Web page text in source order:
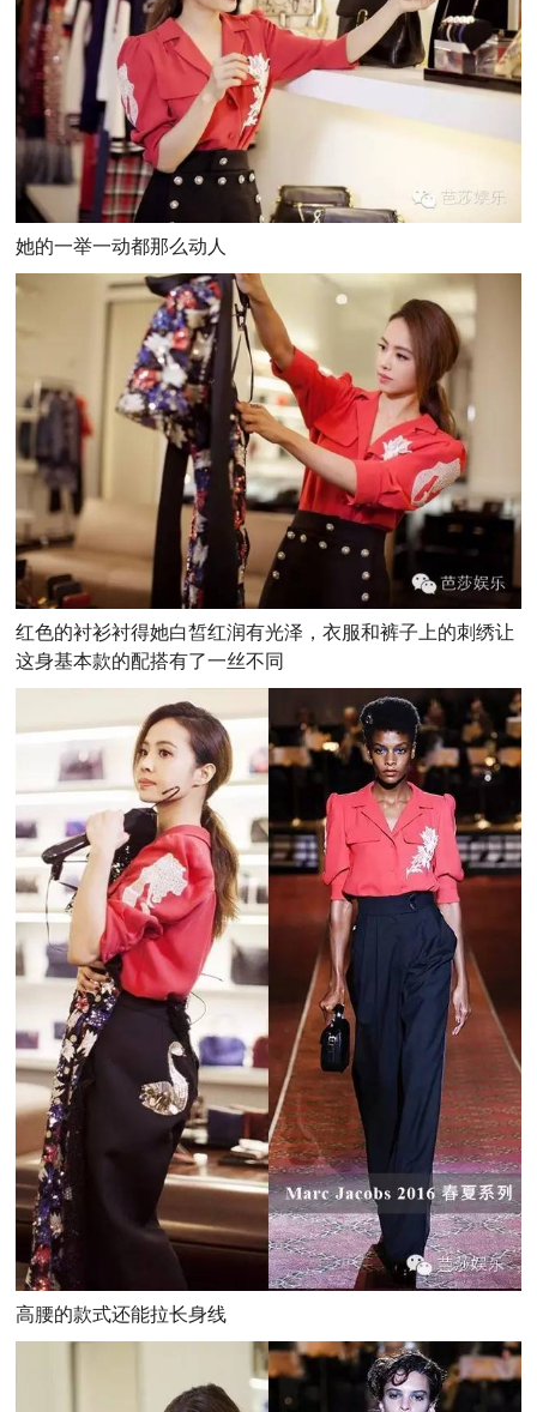
她的一举一动都那么动人
红色的衬衫衬得她白皙红润有光泽，衣服和裤子上的刺绣让
这身基本款的配搭有了一丝不同
高腰的款式还能拉长身线